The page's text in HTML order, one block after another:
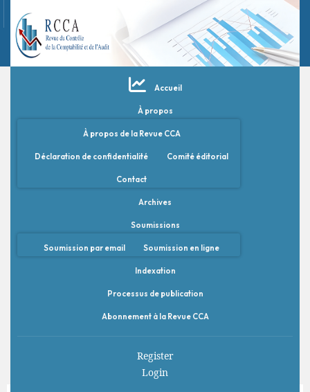
Accueil
À propos
À propos de la Revue CCA
Déclaration de confidentialité Comité éditorial
Contact
Archives
Soumissions
Soumission par email Soumission en ligne
Indexation
Processus de publication
Abonnement à la Revue CCA
Register
Login